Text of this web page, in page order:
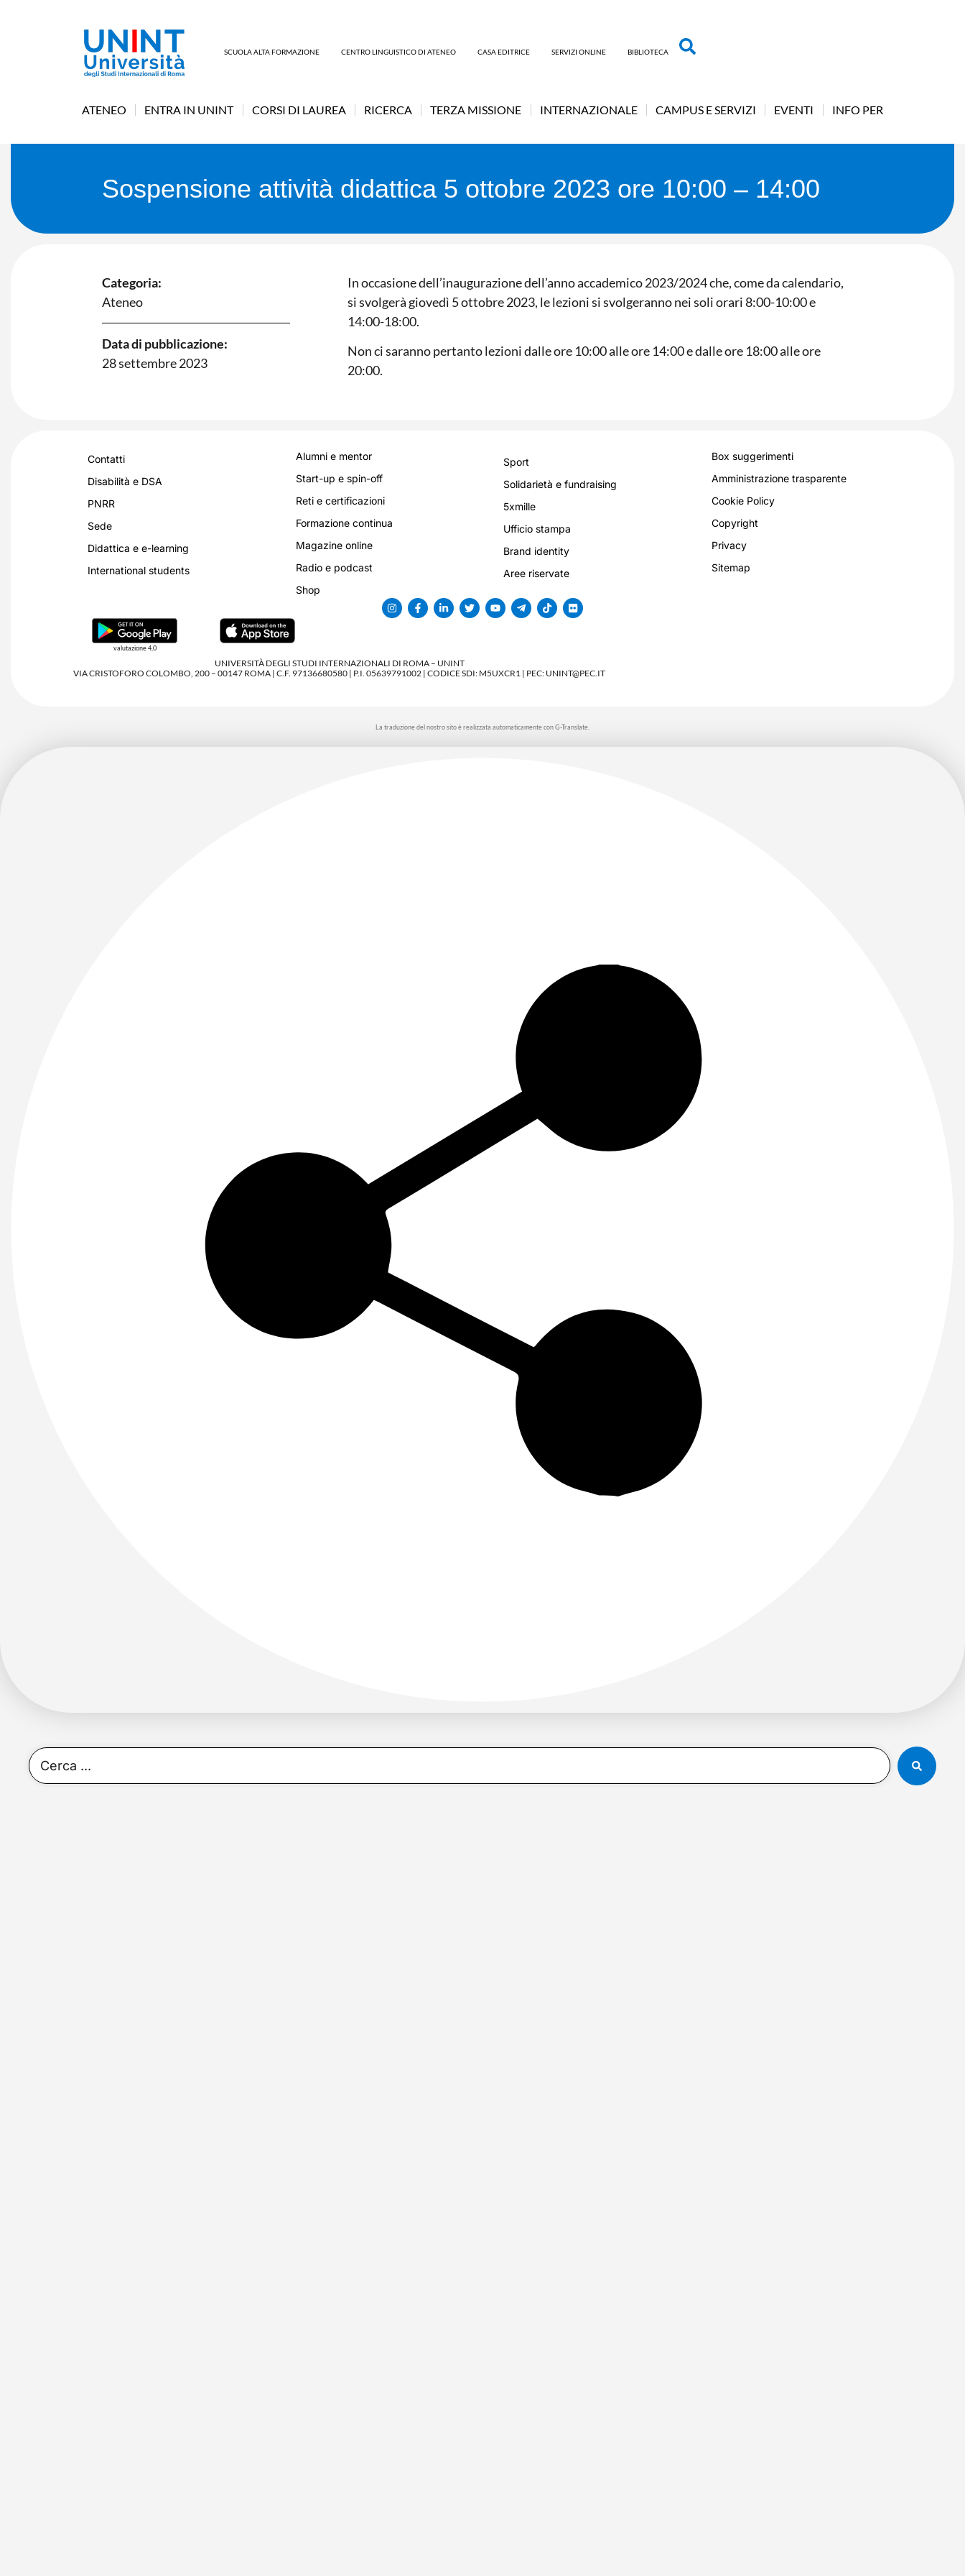
SCUOLA ALTA FORMAZIONE CENTRO LINGUISTICO DI ATENEO CASA EDITRICE SERVIZI ONLINE BIBLIOTECA
ATENEO ENTRA IN UNINT CORSI DI LAUREA RICERCA TERZA MISSIONE INTERNAZIONALE CAMPUS E SERVIZI EVENTI INFO PER
Sospensione attività didattica 5 ottobre 2023 ore 10:00 – 14:00
Categoria:
Ateneo
Data di pubblicazione:
28 settembre 2023
In occasione dell’inaugurazione dell’anno accademico 2023/2024 che, come da calendario,
si svolgerà giovedì 5 ottobre 2023, le lezioni si svolgeranno nei soli orari 8:00-10:00 e
14:00-18:00.
Non ci saranno pertanto lezioni dalle ore 10:00 alle ore 14:00 e dalle ore 18:00 alle ore
20:00.
Contatti
Disabilità e DSA
PNRR
Sede
Didattica e e-learning
International students
Alumni e mentor
Start-up e spin-off
Reti e certificazioni
Formazione continua
Magazine online
Radio e podcast
Shop
Sport
Solidarietà e fundraising
5xmille
Ufficio stampa
Brand identity
Aree riservate
Box suggerimenti
Amministrazione trasparente
Cookie Policy
Copyright
Privacy
Sitemap
valutazione 4,0
UNIVERSITÀ DEGLI STUDI INTERNAZIONALI DI ROMA – UNINT
VIA CRISTOFORO COLOMBO, 200 – 00147 ROMA | C.F. 97136680580 | P.I. 05639791002 | CODICE SDI: M5UXCR1 | PEC: UNINT@PEC.IT
La traduzione del nostro sito è realizzata automaticamente con G-Translate.